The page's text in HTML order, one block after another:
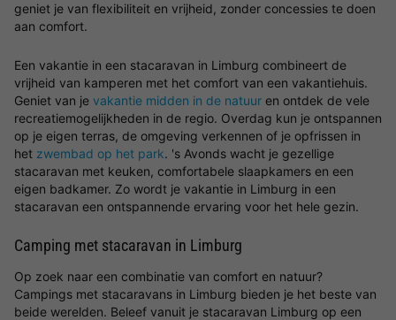
geniet je van flexibiliteit en vrijheid, zonder concessies te doen
aan comfort.
Een vakantie in een stacaravan in Limburg combineert de
vrijheid van kamperen met het comfort van een vakantiehuis.
Geniet van je vakantie midden in de natuur en ontdek de vele
recreatiemogelijkheden in de regio. Overdag kun je ontspannen
op je eigen terras, de omgeving verkennen of je opfrissen in
het zwembad op het park. 's Avonds wacht je gezellige
stacaravan met keuken, comfortabele slaapkamers en een
eigen badkamer. Zo wordt je vakantie in Limburg in een
stacaravan een ontspannende ervaring voor het hele gezin.
Camping met stacaravan in Limburg
Op zoek naar een combinatie van comfort en natuur?
Campings met stacaravans in Limburg bieden je het beste van
beide werelden. Beleef vanuit je stacaravan Limburg op een